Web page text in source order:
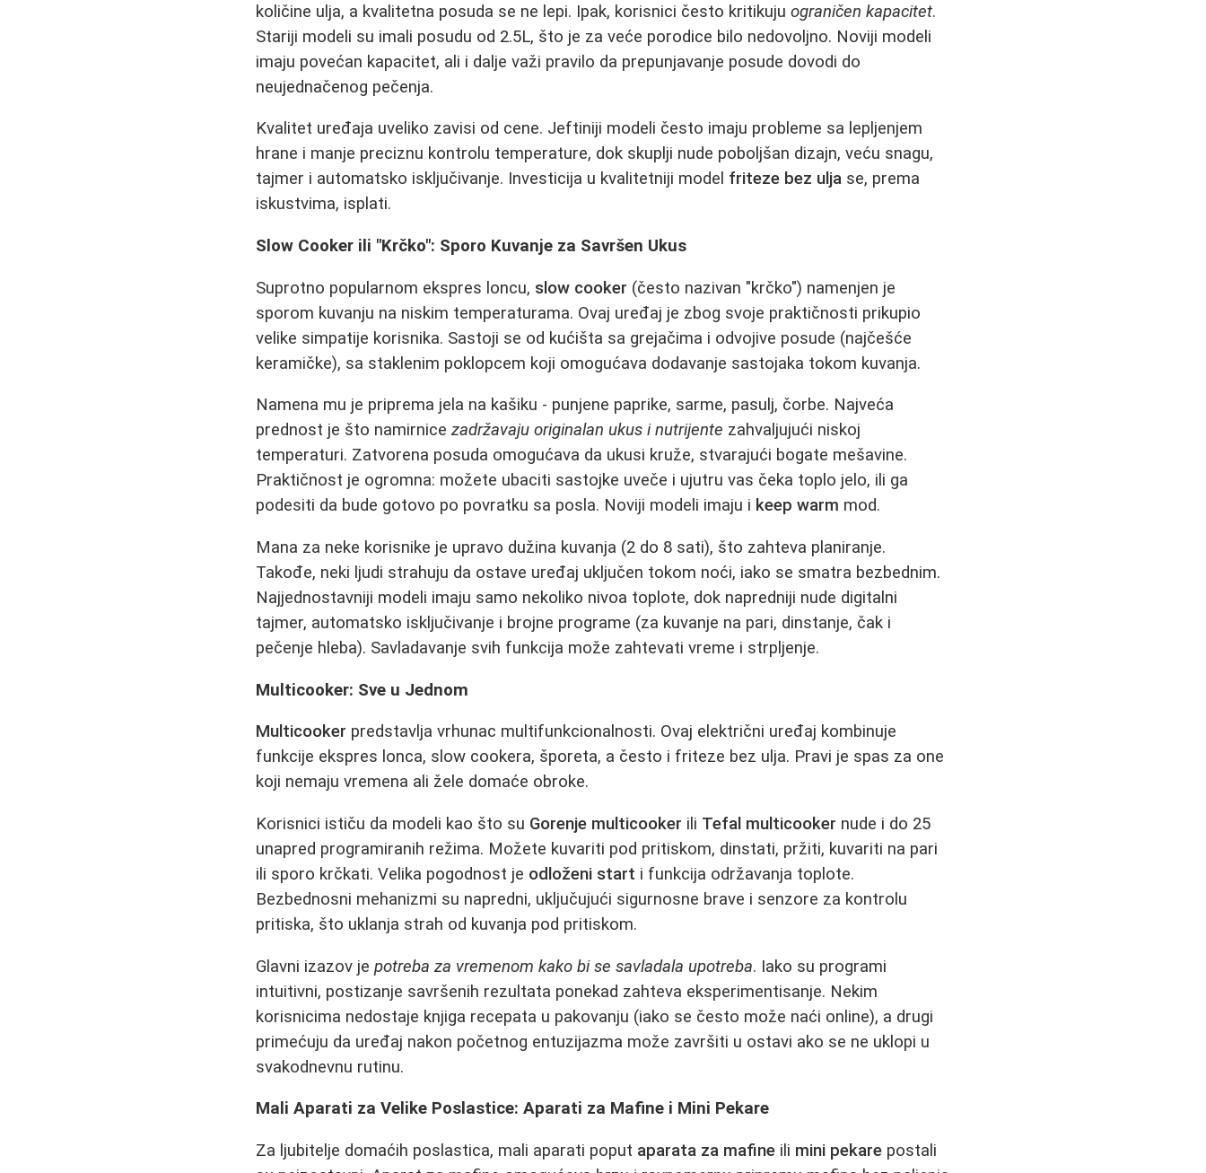
količine ulja, a kvalitetna posuda se ne lepi. Ipak, korisnici često kritikujuograničen kapacitet.
Stariji modeli su imali posudu od 2.5L, što je za veće porodice bilo nedovoljno. Noviji modeli
imaju povećan kapacitet, ali i dalje važi pravilo da prepunjavanje posude dovodi do
neujednačenog pečenja.
Kvalitet uređaja uveliko zavisi od cene. Jeftiniji modeli često imaju probleme sa lepljenjem
hrane i manje preciznu kontrolu temperature, dok skuplji nude poboljšan dizajn, veću snagu,
tajmer i automatsko isključivanje. Investicija u kvalitetniji model friteze bez ulja se, prema
iskustvima, isplati.
Slow Cooker ili "Krčko": Sporo Kuvanje za Savršen Ukus
Suprotno popularnom ekspres loncu, slow cooker (često nazivan "krčko") namenjen je
sporom kuvanju na niskim temperaturama. Ovaj uređaj je zbog svoje praktičnosti prikupio
velike simpatije korisnika. Sastoji se od kućišta sa grejačima i odvojive posude (najčešće
keramičke), sa staklenim poklopcem koji omogućava dodavanje sastojaka tokom kuvanja.
Namena mu je priprema jela na kašiku - punjene paprike, sarme, pasulj, čorbe. Najveća
prednost je što namirnicezadržavaju originalan ukus i nutrijente zahvaljujući niskoj
temperaturi. Zatvorena posuda omogućava da ukusi kruže, stvarajući bogate mešavine.
Praktičnost je ogromna: možete ubaciti sastojke uveče i ujutru vas čeka toplo jelo, ili ga
podesiti da bude gotovo po povratku sa posla. Noviji modeli imaju i keep warm mod.
Mana za neke korisnike je upravo dužina kuvanja (2 do 8 sati), što zahteva planiranje.
Takođe, neki ljudi strahuju da ostave uređaj uključen tokom noći, iako se smatra bezbednim.
Najjednostavniji modeli imaju samo nekoliko nivoa toplote, dok napredniji nude digitalni
tajmer, automatsko isključivanje i brojne programe (za kuvanje na pari, dinstanje, čak i
pečenje hleba). Savladavanje svih funkcija može zahtevati vreme i strpljenje.
Multicooker: Sve u Jednom
Multicooker predstavlja vrhunac multifunkcionalnosti. Ovaj električni uređaj kombinuje
funkcije ekspres lonca, slow cookera, šporeta, a često i friteze bez ulja. Pravi je spas za one
koji nemaju vremena ali žele domaće obroke.
Korisnici ističu da modeli kao što su Gorenje multicooker ili Tefal multicooker nude i do 25
unapred programiranih režima. Možete kuvariti pod pritiskom, dinstati, pržiti, kuvariti na pari
ili sporo krčkati. Velika pogodnost je odloženi start i funkcija održavanja toplote.
Bezbednosni mehanizmi su napredni, uključujući sigurnosne brave i senzore za kontrolu
pritiska, što uklanja strah od kuvanja pod pritiskom.
Glavni izazov jepotreba za vremenom kako bi se savladala upotreba. Iako su programi
intuitivni, postizanje savršenih rezultata ponekad zahteva eksperimentisanje. Nekim
korisnicima nedostaje knjiga recepata u pakovanju (iako se često može naći online), a drugi
primećuju da uređaj nakon početnog entuzijazma može završiti u ostavi ako se ne uklopi u
svakodnevnu rutinu.
Mali Aparati za Velike Poslastice: Aparati za Mafine i Mini Pekare
Za ljubitelje domaćih poslastica, mali aparati poput aparata za mafine ili mini pekare postali